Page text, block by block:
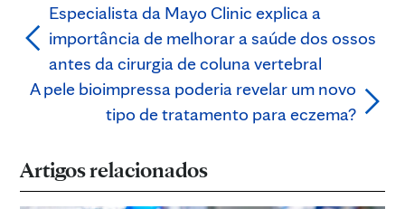
Especialista da Mayo Clinic explica a
importância de melhorar a saúde dos ossos
antes da cirurgia de coluna vertebral
A pele bioimpressa poderia revelar um novo
tipo de tratamento para eczema?
Artigos relacionados